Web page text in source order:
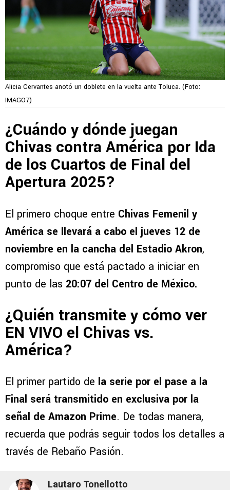
Alicia Cervantes anotó un doblete en la vuelta ante Toluca. (Foto:
IMAGO7)
¿Cuándo y dónde juegan
Chivas contra América por Ida
de los Cuartos de Final del
Apertura 2025?
El primero choque entre Chivas Femenil y
América se llevará a cabo el jueves 12 de
noviembre en la cancha del Estadio Akron,
compromiso que está pactado a iniciar en
punto de las 20:07 del Centro de México.
¿Quién transmite y cómo ver
EN VIVO el Chivas vs.
América?
El primer partido de la serie por el pase a la
Final será transmitido en exclusiva por la
señal de Amazon Prime. De todas manera,
recuerda que podrás seguir todos los detalles a
través de Rebaño Pasión.
Lautaro Tonellotto